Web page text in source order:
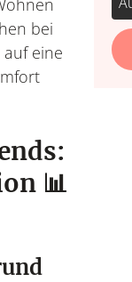
bei
eine
📊